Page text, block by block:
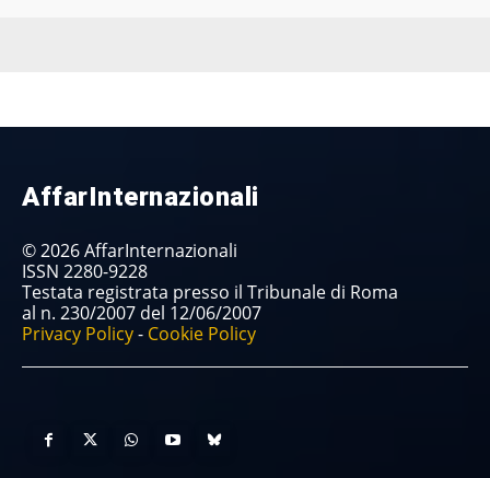
AffarInternazionali
© 2026 AffarInternazionali
ISSN 2280-9228
Testata registrata presso il Tribunale di Roma
al n. 230/2007 del 12/06/2007
Privacy Policy- Cookie Policy